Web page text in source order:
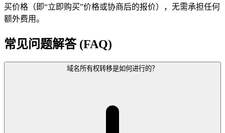
买价格（即“立即购买”价格或协商后的报价），无需承担任何
额外费用。
常见问题解答 (FAQ)
域名所有权转移是如何进行的？